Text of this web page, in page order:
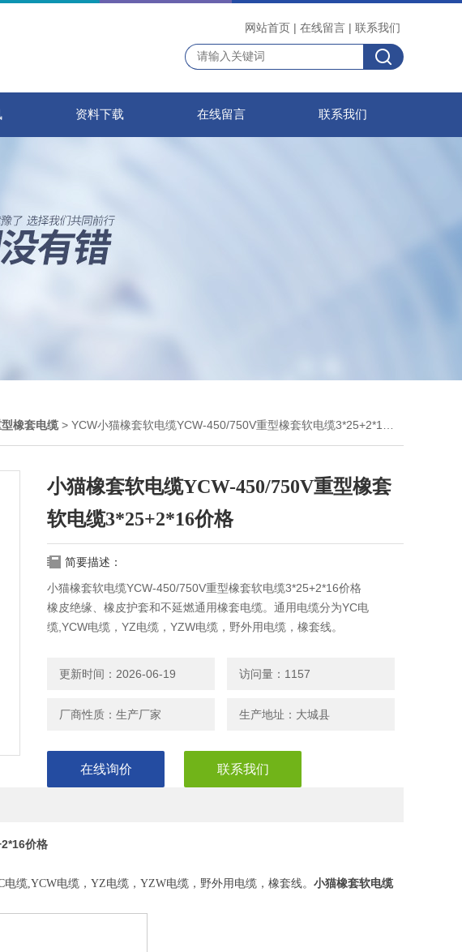
网站首页 | 在线留言 | 联系我们
资料下载 在线留言 联系我们
橡套电缆> YCW小猫橡套软电缆YCW-450/750V重型橡套软电缆3*25+2*16价格
小猫橡套软电缆YCW-450/750V重型橡套
软电缆3*25+2*16价格
简要描述：
小猫橡套软电缆YCW-450/750V重型橡套软电缆3*25+2*16价格
橡皮绝缘、橡皮护套和不延燃通用橡套电缆。通用电缆分为YC电
缆,YCW电缆，YZ电缆，YZW电缆，野外用电缆，橡套线。
更新时间：2026-06-19 访问量：1157
厂商性质：生产厂家 生产地址：大城县
在线询价 联系我们
价格
缆,YCW电缆，YZ电缆，YZW电缆，野外用电缆，橡套线。 小猫橡套软电缆